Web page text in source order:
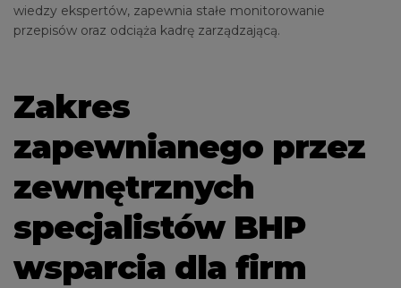
wiedzy ekspertów, zapewnia stałe monitorowanie
przepisów oraz odciąża kadrę zarządzającą.
Zakres
zapewnianego przez
zewnętrznych
specjalistów BHP
wsparcia dla firm